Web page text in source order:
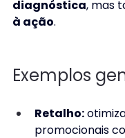
diagnóstica, mas
à ação.
Exemplos
Retalho:
promocionais